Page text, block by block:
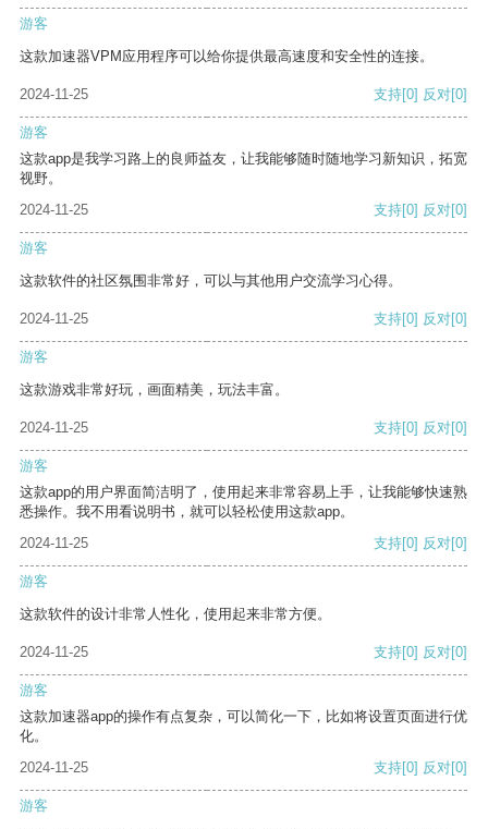
游客
这款加速器VPM应用程序可以给你提供最高速度和安全性的连接。
2024-11-25 支持[0] 反对[0]
游客
这款app是我学习路上的良师益友，让我能够随时随地学习新知识，拓宽
视野。
2024-11-25
支持[0] 反对[0]
游客
这款软件的社区氛围非常好，可以与其他用户交流学习心得。
2024-11-25 支持[0] 反对[0]
游客
这款游戏非常好玩，画面精美，玩法丰富。
2024-11-25 支持[0] 反对[0]
游客
这款app的用户界面简洁明了，使用起来非常容易上手，让我能够快速熟
悉操作。我不用看说明书，就可以轻松使用这款app。
2024-11-25
支持[0] 反对[0]
游客
这款软件的设计非常人性化，使用起来非常方便。
2024-11-25 支持[0] 反对[0]
游客
这款加速器app的操作有点复杂，可以简化一下，比如将设置页面进行优
化。
2024-11-25
支持[0] 反对[0]
游客